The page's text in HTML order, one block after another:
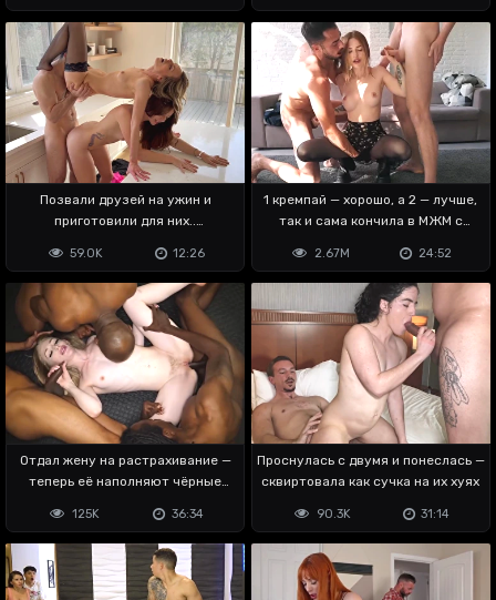
Позвали друзей на ужин и
приготовили для них..
12:26
59.0K
1 кремпай — хорошо, а 2 — лучше,
так и сама кончила в МЖМ с
24:52
2.67M
Отдал жену на растрахивание —
теперь её наполняют чёрные
36:34
125K
Проснулась с двумя и понеслась —
сквиртовала как сучка на их хуях
31:14
90.3K